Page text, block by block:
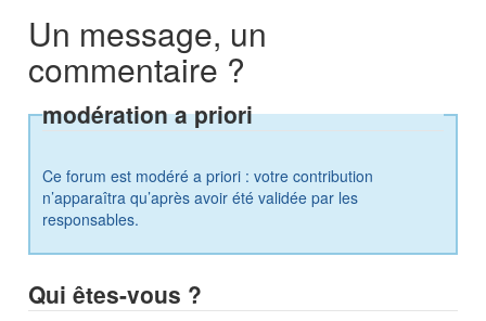
Un message, un
commentaire ?
modération a priori
Ce forum est modéré a priori : votre contribution
n’apparaîtra qu’après avoir été validée par les
responsables.
Qui êtes-vous ?